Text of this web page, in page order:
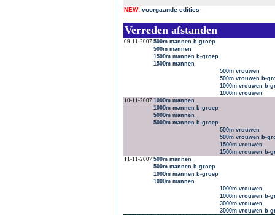
NEW: voorgaande edities
Verreden afstanden
09-11-2007 500m mannen b-groep
500m mannen
1500m mannen b-groep
1500m mannen
500m vrouwen
500m vrouwen b-
1000m vrouwen b-
1000m vrouwen
10-11-2007 1000m mannen
1000m mannen b-groep
5000m mannen
5000m mannen b-groep
500m vrouwen
500m vrouwen b-
1500m vrouwen
1500m vrouwen b-
11-11-2007 500m mannen
500m mannen b-groep
1000m mannen b-groep
1000m mannen
1000m vrouwen
1000m vrouwen b-
3000m vrouwen
3000m vrouwen b-